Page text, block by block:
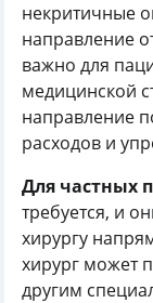
некритичные
направление
важно для
медицинской
направление
расходов и
Для частных
требуется, и
хирургу
хирург может
другим